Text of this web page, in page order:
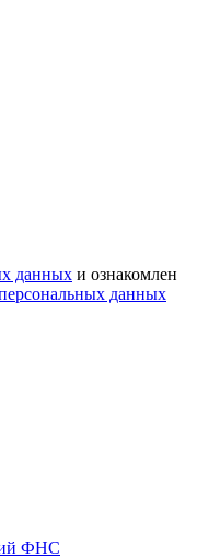
данных и ознакомлен
данных
ФНС